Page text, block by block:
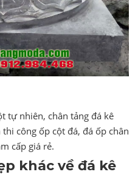
tự nhiên, chân tảng đá kê
công ốp cột đá, đá ốp chân
cấp giá rẻ.
khác về đá kê